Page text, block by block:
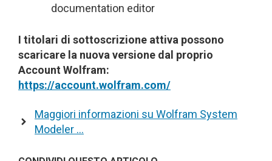
documentation editor
I titolari di sottoscrizione attiva possono
scaricare la nuova versione dal proprio
Account Wolfram:
https://account.wolfram.com/
Maggiori informazioni su Wolfram System
Modeler …